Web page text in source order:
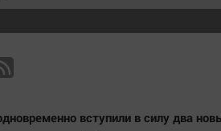
English version
Online-консультация
вступили в силу два